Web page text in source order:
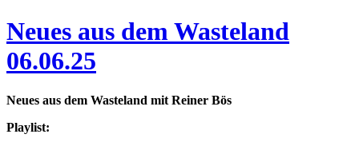
Neues aus dem Wasteland
06.06.25
Neues aus dem Wasteland mit Reiner Bös
Playlist: